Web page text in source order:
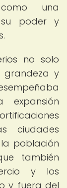
una
su poder y
no solo
grandeza y
ciudades
población
también
y los
y fuera del